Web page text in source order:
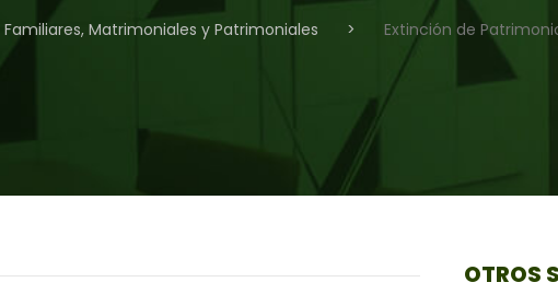
Familiares, Matrimoniales y Patrimoniales > Extinción de
OTROS